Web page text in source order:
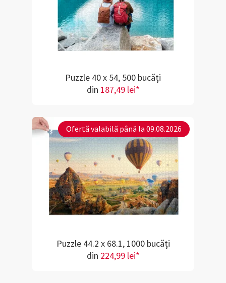
Puzzle 40 x 54, 500 bucăți
din 187,49 lei*
Ofertă valabilă până la 09.08.2026
Puzzle 44.2 x 68.1, 1000 bucăți
din 224,99 lei*